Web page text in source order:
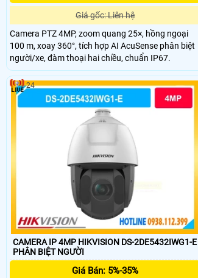
Giá gốc: Liên hệ
Camera PTZ 4MP, zoom quang 25×, hồng ngoại
100 m, xoay 360°, tích hợp AI AcuSense phân biệt
người/xe, đàm thoại hai chiều, chuẩn IP67.
CAMERA IP 4MP HIKVISION DS-2DE5432IWG1-E
PHÂN BIỆT NGƯỜI
Giá Bán: 5%-35%
24